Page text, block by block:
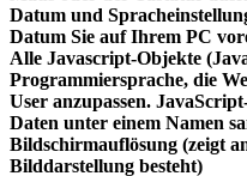
Datum und
Datum Sie auf Ihrem PC
Alle Javascript-Objekte
Programmiersprache, die
User anzupassen.
Daten unter einem Namen
Bildschirmauflösung (zeigt
Bilddarstellung besteht)